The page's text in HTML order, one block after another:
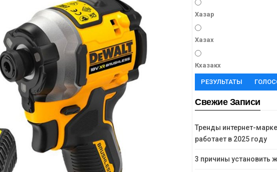
Хазар
Хазах
Кхазакх
РЕЗУЛЬТАТЫ
Свежие Записи
Тренды интернет-
работает в 2025 году
3 причины установить